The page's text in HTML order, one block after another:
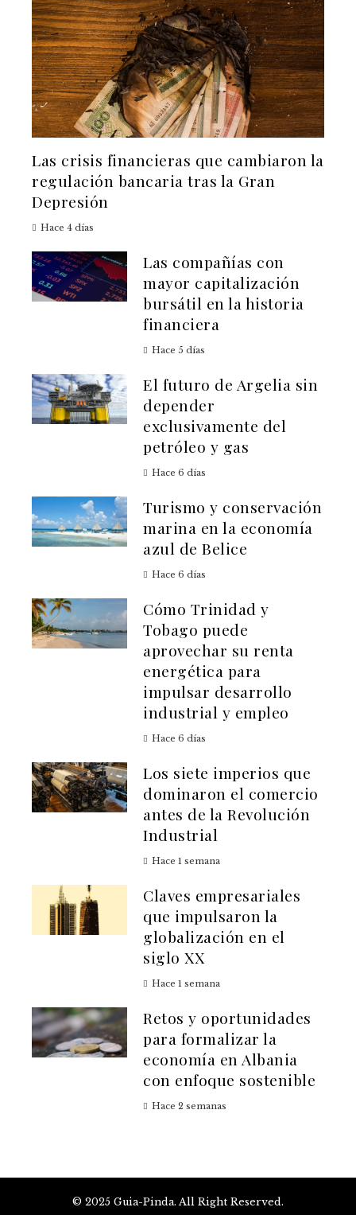
Las crisis financieras que cambiaron la
regulación bancaria tras la Gran
Depresión
Hace 4 días
Las compañías con
mayor capitalización
bursátil en la historia
financiera
Hace 5 días
El futuro de Argelia sin
depender
exclusivamente del
petróleo y gas
Hace 6 días
Turismo y conservación
marina en la economía
azul de Belice
Hace 6 días
Cómo Trinidad y
Tobago puede
aprovechar su renta
energética para
impulsar desarrollo
industrial y empleo
Hace 6 días
Los siete imperios que
dominaron el comercio
antes de la Revolución
Industrial
Hace 1 semana
Claves empresariales
que impulsaron la
globalización en el
siglo XX
Hace 1 semana
Retos y oportunidades
para formalizar la
economía en Albania
con enfoque sostenible
Hace 2 semanas
© 2025 Guia-Pinda. All Right Reserved.